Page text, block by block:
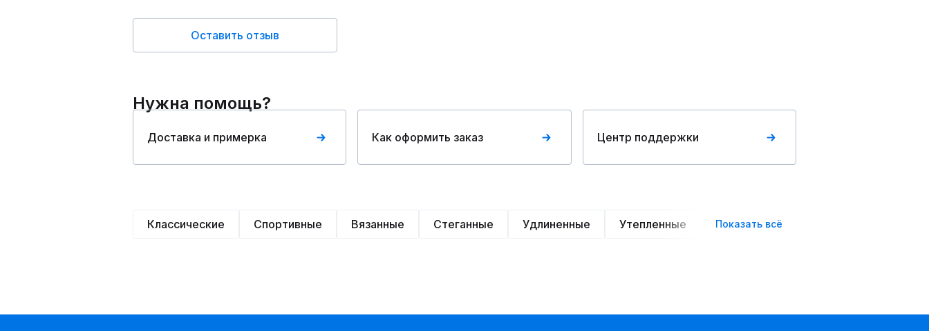
Оставить отзыв
Нужна помощь?
Доставка и примерка Как оформить заказ Центр поддержки
Классические Спортивные Вязанные Стеганные Удлиненные Утепленные С капюшоном
Показать всё